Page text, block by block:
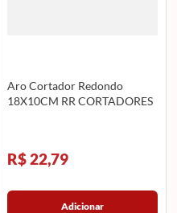
Aro Cortador Redondo
18X10CM RR CORTADORES
R$ 22,79
Adicionar